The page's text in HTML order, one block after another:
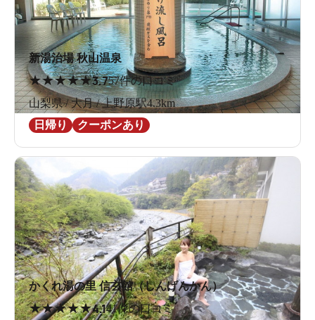
新湯治場 秋山温泉
★★★★★3.757件の口コミ
山梨県 / 大月 / 上野原駅4.3km
日帰り
クーポンあり
かくれ湯の里 信玄館（しんげんかん）
★★★★★4.141件の口コミ